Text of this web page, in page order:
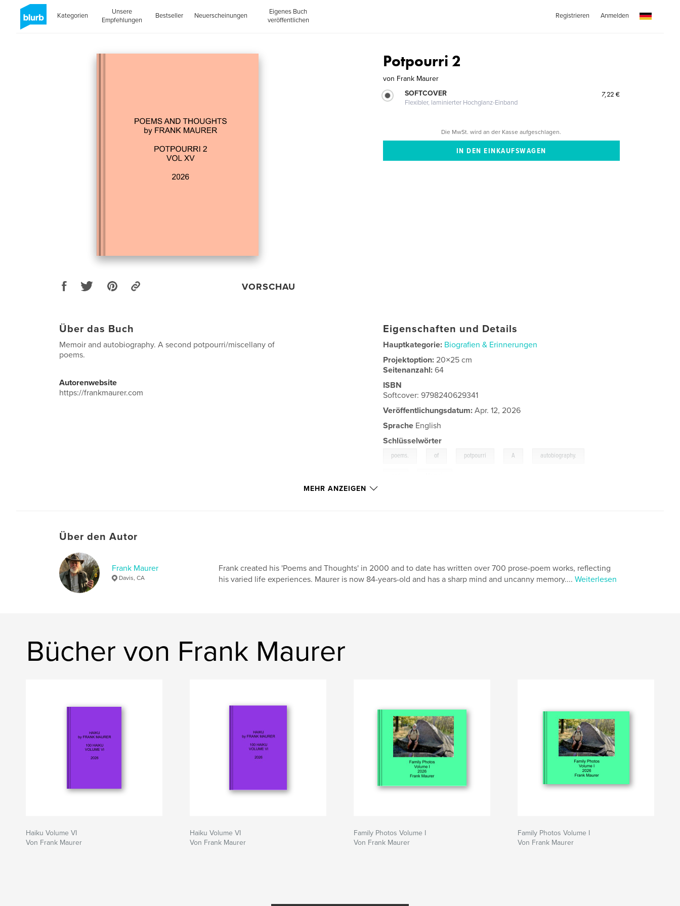
Kategorien
Unsere
Empfehlungen
Bestseller Neuerscheinungen
Eigenes Buch
veröffentlichen
Registrieren Anmelden
VORSCHAU
Potpourri 2
von Frank Maurer
SOFTCOVER
Flexibler, laminierter Hochglanz-Einband
7,22 €
Die MwSt. wird an der Kasse aufgeschlagen.
Über das Buch
Memoir and autobiography. A second potpourri/miscellany of
poems.
Autorenwebsite
https://frankmaurer.com
Eigenschaften und Details
Hauptkategorie: Biografien & Erinnerungen
Projektoption:20×25 cm
Seitenanzahl:64
ISBN
Softcover: 9798240629341
Veröffentlichungsdatum: Apr. 12, 2026
Sprache English
Schlüsselwörter
poems. of potpourri A autobiography.
MEHR ANZEIGEN
Über den Autor
Frank Maurer
Davis, CA
Frank created his 'Poems and Thoughts' in 2000 and to date has written over 700 prose-poem works, reflecting
his varied life experiences. Maurer is now 84-years-old and has a sharp mind and uncanny memory.... Weiterlesen
Bücher von Frank Maurer
Haiku Volume VI
Von Frank Maurer
Haiku Volume VI
Von Frank Maurer
Family Photos Volume I
Von Frank Maurer
Family Photos Volume I
Von Frank Maurer